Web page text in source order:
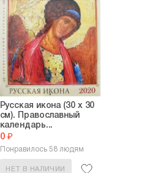
Русская икона (30 х 30
см). Православный
календарь...
0 ₽
Понравилось 58 людям
НЕТ В НАЛИЧИИ